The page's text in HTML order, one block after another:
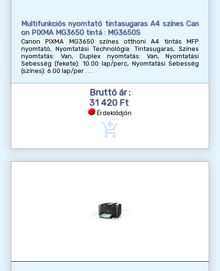
Multifunkciós nyomtató tintasugaras A4 színes Can
on PIXMA MG3650 tintá : MG3650S
Canon PIXMA MG3650 színes otthoni A4 tintás MFP
nyomtató, Nyomtatási Technológia: Tintasugaras, Színes
nyomtatás: Van, Duplex nyomtatás: Van, Nyomtatási
Sebesség (fekete): 10.00 lap/perc, Nyomtatási Sebesség
(színes): 6.00 lap/per
Bruttó ár :
31 420 Ft
Érdeklődjön
add_shopping_cart